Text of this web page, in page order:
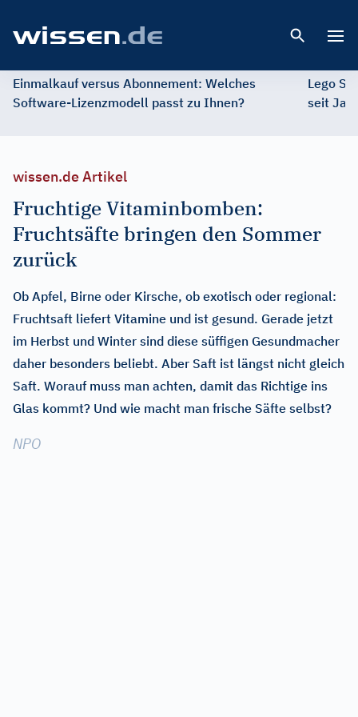
Einmalkauf versus Abonnement: Welches
Software-Lizenzmodell passt zu Ihnen?
Lego
seit
wissen.de Artikel
Fruchtige Vitaminbomben:
Fruchtsäfte bringen den Sommer
zurück
Ob Apfel, Birne oder Kirsche, ob exotisch oder regional:
Fruchtsaft liefert Vitamine und ist gesund. Gerade jetzt
im Herbst und Winter sind diese süffigen Gesundmacher
daher besonders beliebt. Aber Saft ist längst nicht gleich
Saft. Worauf muss man achten, damit das Richtige ins
Glas kommt? Und wie macht man frische Säfte selbst?
NPO